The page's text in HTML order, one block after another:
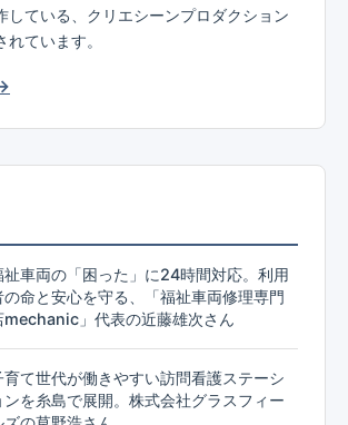
している、クリエシーンプロダクション
ています。
祉車両の「困った」に24時間対応。利用
の命と安心を守る、「福祉車両修理専門
mechanic」代表の近藤雄次さん
育て世代が働きやすい訪問看護ステーシ
ンを糸島で展開。株式会社グラスフィー